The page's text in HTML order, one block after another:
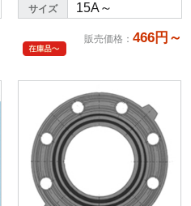
サイズ 15A～
販売価格 ： 466円～